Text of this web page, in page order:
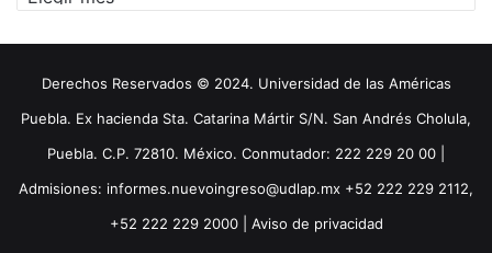
Derechos Reservados © 2024. Universidad de las Américas
Puebla. Ex hacienda Sta. Catarina Mártir S/N. San Andrés Cholula,
Puebla. C.P. 72810. México. Conmutador: 222 229 20 00 |
Admisiones: informes.nuevoingreso@udlap.mx +52 222 229 2112,
+52 222 229 2000 | Aviso de privacidad